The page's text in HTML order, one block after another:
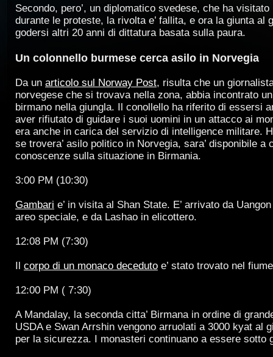
Secondo, pero’, un diplomatico svedese, che ha visitato
durante le proteste, la rivolta e’ fallita, e ora la giunta al
godersi altri 20 anni di dittatura basata sulla paura.
Un colonnello burmese cerca asilo in Norvegia
Da un articolo sul Norway Post, risulta che un
norvegese che si trovava nella zona, abbia incontrato
birmano nella giungla. Il conollello ha riferito di essersi
aver rifiutato di guidare i suoi uomini in un attacco ai
era anche in carica del servizio di intelligence militare.
se trovera’ asilo politico in Norvegia, sara’ disponibile a
conoscenze sulla situazione in Birmania.
3:00 PM (10:30)
Gambari e’ in visita al Shan State. E’ arrivato da
areo speciale, e da Lashao in elicottero.
12:08 PM (7:30)
Il corpo di un monaco deceduto e’ stato trovato nel
12:00 PM ( 7:30)
A Mandalay, la seconda citta’ Birmana in ordine di
USDA e Swan Arrshin vengono arruolati a 3000 kyat al
per la sicurezza. I monasteri continuano a essere sotto